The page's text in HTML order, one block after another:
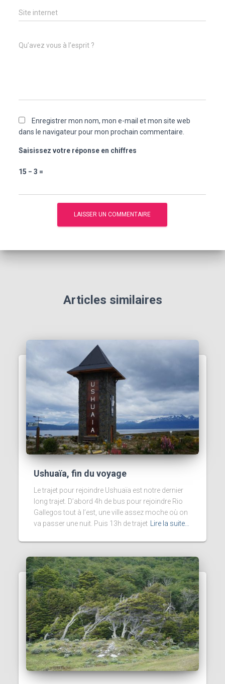
Site internet
Qu’avez vous à l’esprit ?
Enregistrer mon nom, mon e-mail et mon site web
dans le navigateur pour mon prochain commentaire.
Saisissez votre réponse en chiffres
15 − 3 =
Articles similaires
Ushuaïa, fin du voyage
Le trajet pour rejoindre Ushuaïa est notre dernier
long trajet. D’abord 4h de bus pour rejoindre Rio
Gallegos tout à l’est, une ville assez moche où on
va passer une nuit. Puis 13h de trajet Lire la suite…